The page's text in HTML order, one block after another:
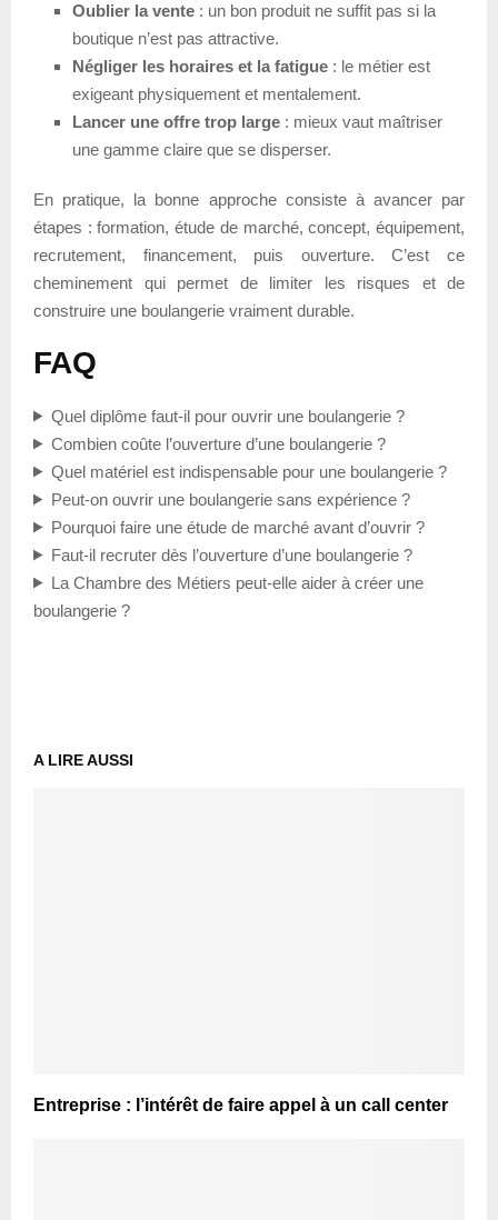
Oublier la vente : un bon produit ne suffit pas si la
boutique n’est pas attractive.
Négliger les horaires et la fatigue : le métier est
exigeant physiquement et mentalement.
Lancer une offre trop large : mieux vaut maîtriser
une gamme claire que se disperser.
En pratique, la bonne approche consiste à avancer par
étapes : formation, étude de marché, concept, équipement,
recrutement, financement, puis ouverture. C’est ce
cheminement qui permet de limiter les risques et de
construire une boulangerie vraiment durable.
FAQ
Quel diplôme faut-il pour ouvrir une boulangerie ?
Combien coûte l’ouverture d’une boulangerie ?
Quel matériel est indispensable pour une boulangerie ?
Peut-on ouvrir une boulangerie sans expérience ?
Pourquoi faire une étude de marché avant d’ouvrir ?
Faut-il recruter dès l’ouverture d’une boulangerie ?
La Chambre des Métiers peut-elle aider à créer une
boulangerie ?
A LIRE AUSSI
Entreprise : l’intérêt de faire appel à un call center